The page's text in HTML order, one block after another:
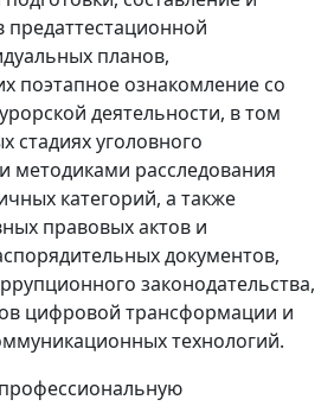
планов,
поэтапное ознакомление со
деятельности, в том
стадиях уголовного
методиками расследования
категорий, а также
правовых актов и
документов,
законодательства,
цифровой трансформации и
технологий.